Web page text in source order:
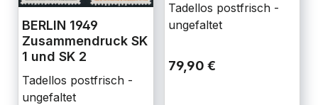
BERLIN 1949
Zusammendruck SK
1 und SK 2
Tadellos postfrisch -
ungefaltet
Tadellos postfrisch -
ungefaltet
79,90 €